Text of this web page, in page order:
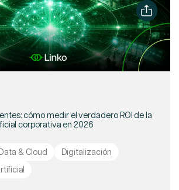
cómo medir el verdadero ROI de la
corporativa en 2026
& Cloud
Digitalización